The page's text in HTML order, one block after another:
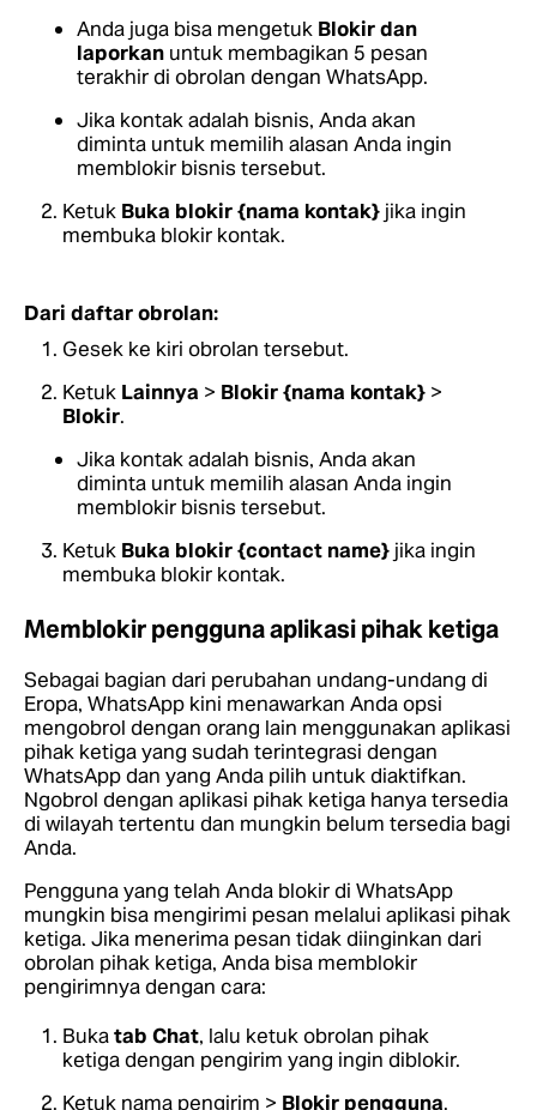
Anda juga bisa mengetuk Blokir dan
laporkan untuk membagikan 5 pesan
terakhir di obrolan dengan WhatsApp.
Jika kontak adalah bisnis, Anda akan
diminta untuk memilih alasan Anda ingin
memblokir bisnis tersebut.
Ketuk Buka blokir {nama kontak} jika ingin
membuka blokir kontak.
Dari daftar obrolan:
Gesek ke kiri obrolan tersebut.
Ketuk Lainnya > Blokir {nama kontak} >
Blokir.
Jika kontak adalah bisnis, Anda akan
diminta untuk memilih alasan Anda ingin
memblokir bisnis tersebut.
Ketuk Buka blokir {contact name} jika ingin
membuka blokir kontak.
Memblokir pengguna aplikasi pihak ketiga
Sebagai bagian dari perubahan undang-undang di
Eropa, WhatsApp kini menawarkan Anda opsi
mengobrol dengan orang lain menggunakan aplikasi
pihak ketiga yang sudah terintegrasi dengan
WhatsApp dan yang Anda pilih untuk diaktifkan.
Ngobrol dengan aplikasi pihak ketiga hanya tersedia
di wilayah tertentu dan mungkin belum tersedia bagi
Anda.
Pengguna yang telah Anda blokir di WhatsApp
mungkin bisa mengirimi pesan melalui aplikasi pihak
ketiga. Jika menerima pesan tidak diinginkan dari
obrolan pihak ketiga, Anda bisa memblokir
pengirimnya dengan cara:
Bukatab Chat, lalu ketuk obrolan pihak
ketiga dengan pengirim yang ingin diblokir.
Ketuk nama pengirim > Blokir pengguna.